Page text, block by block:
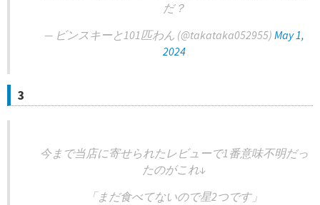
だ？
— ビンスキーと101匹わん (@takataka052955) May 1,
2024
3
今まで当店に寄せられたレビューで1番意味不明だっ
たのがこれ↓
「まだ食べてないので星2つです」